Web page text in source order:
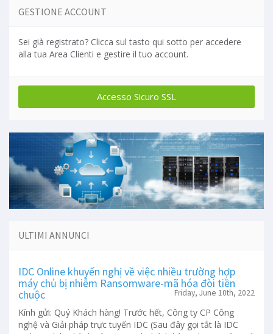
GESTIONE ACCOUNT
Sei già registrato? Clicca sul tasto qui sotto per accedere
alla tua Area Clienti e gestire il tuo account.
ULTIMI ANNUNCI
IDC Online khuyến nghị về việc nhiều trường hợp
máy chủ bị nhiễm Ransomware-mã hóa đòi tiền
chuộc
Friday, June 10th, 2022
Kính gửi: Quý Khách hàng! Trước hết, Công ty CP Công
nghệ và Giải pháp trực tuyến IDC (Sau đây gọi tắt là IDC